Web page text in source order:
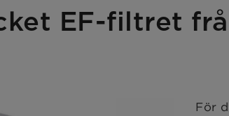
EF-filtret
För